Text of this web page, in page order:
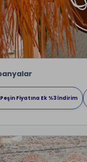
Peşin Fiyatına Ek %3 İndirim